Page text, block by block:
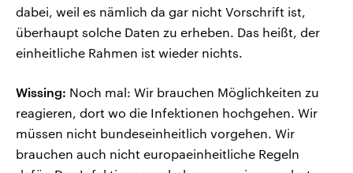
dabei, weil es nämlich da gar nicht Vorschrift ist,
überhaupt solche Daten zu erheben. Das heißt, der
einheitliche Rahmen ist wieder nichts.
Wissing: Noch mal: Wir brauchen Möglichkeiten zu
reagieren, dort wo die Infektionen hochgehen. Wir
müssen nicht bundeseinheitlich vorgehen. Wir
brauchen auch nicht europaeinheitliche Regeln